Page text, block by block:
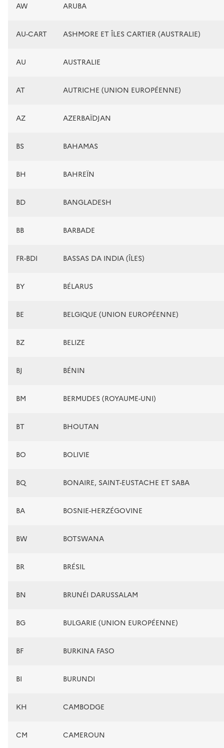
AW ARUBA
AU-CART ASHMORE ET ÎLES CARTIER (AUSTRALIE)
AU AUSTRALIE
AT AUTRICHE (UNION EUROPÉENNE)
AZ AZERBAÏDJAN
BS BAHAMAS
BH BAHREÏN
BD BANGLADESH
BB BARBADE
FR-BDI BASSAS DA INDIA (ÎLES)
BY BÉLARUS
BE BELGIQUE (UNION EUROPÉENNE)
BZ BELIZE
BJ BÉNIN
BM BERMUDES (ROYAUME-UNI)
BT BHOUTAN
BO BOLIVIE
BQ BONAIRE, SAINT-EUSTACHE ET SABA
BA BOSNIE-HERZÉGOVINE
BW BOTSWANA
BR BRÉSIL
BN BRUNÉI DARUSSALAM
BG BULGARIE (UNION EUROPÉENNE)
BF BURKINA FASO
BI BURUNDI
KH CAMBODGE
CM CAMEROUN